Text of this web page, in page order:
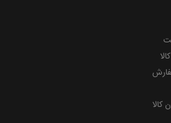
کالا